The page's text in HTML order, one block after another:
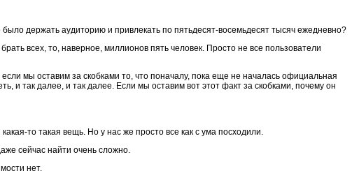
держать аудиторию и привлекать по пятьдесят-восемьдесят тысяч ежедневно?
всех, то, наверное, миллионов пять человек. Просто не все пользователи
мы оставим за скобками то, что поначалу, пока еще не началась официальная
и так далее, и так далее. Если мы оставим вот этот факт за скобками, почему он
то такая вещь. Но у нас же просто все как с ума посходили.
сейчас найти очень сложно.
нет.